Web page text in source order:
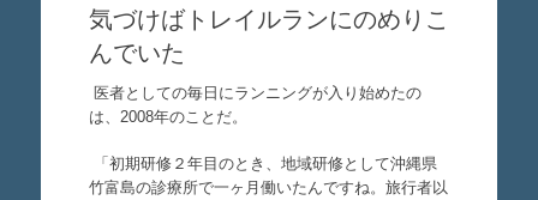
気づけばトレイルランにのめりこ
んでいた
医者としての毎日にランニングが入り始めたの
は、2008年のことだ。
「初期研修２年目のとき、地域研修として沖縄県
竹富島の診療所で一ヶ月働いたんですね。旅行者以